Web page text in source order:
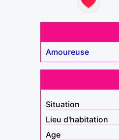
Amoureuse
Situation
Lieu d'habitation
Age